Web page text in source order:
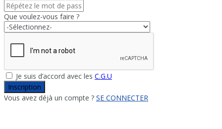
Que voulez-vous faire ?
Je suis d’accord avec les C.G.U
Inscription
Vous avez déjà un compte ? SE CONNECTER